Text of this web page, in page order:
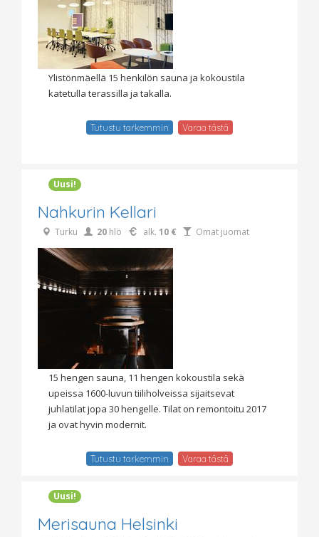
Ylistönmäellä 15 henkilön sauna ja kokoustila
katetulla terassilla ja takalla.
Tutustu tarkemmin Varaa tästä
Uusi!
Nahkurin Kellari
Turku 20 hlö alk. 10 € Omat juomat
15 hengen sauna, 11 hengen kokoustila sekä
upeissa 1600-luvun tiiliholveissa sijaitsevat
juhlatilat jopa 30 hengelle. Tilat on remontoitu 2017
ja ovat hyvin modernit.
Tutustu tarkemmin Varaa tästä
Uusi!
Merisauna Helsinki